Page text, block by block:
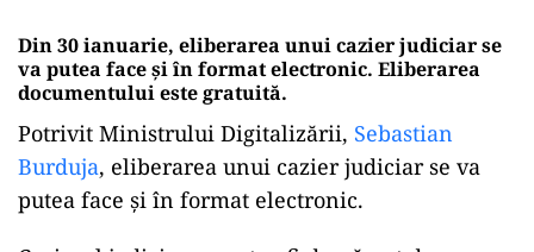
Din 30 ianuarie, eliberarea unui cazier judiciar se
va putea face și în format electronic. Eliberarea
documentului este gratuită.
Potrivit Ministrului Digitalizării, Sebastian
Burduja, eliberarea unui cazier judiciar se va
putea face și în format electronic.